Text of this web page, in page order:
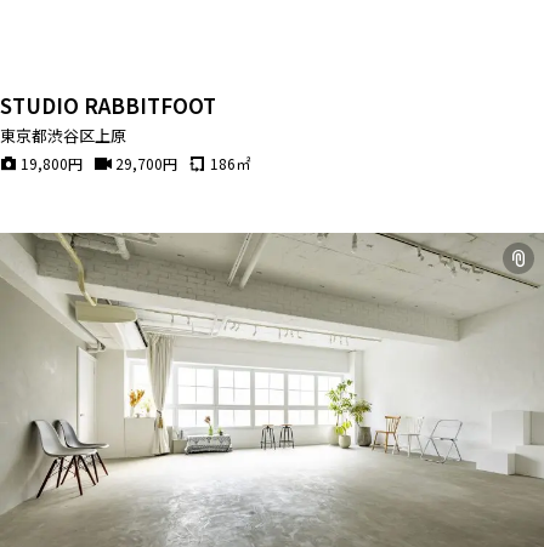
STUDIO RABBITFOOT
東京都渋谷区上原
19,800円 29,700円 186㎡